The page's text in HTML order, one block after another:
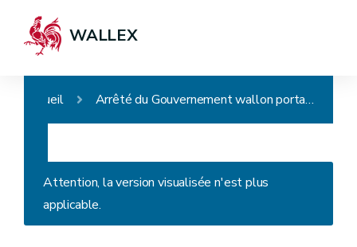
WALLEX
Accueil Arrêté du Gouvernement wallon portant exécution du décret du 11 mars 2004 relatif aux incitants régionaux en faveur des petites ou moyennes entreprises
Attention, la version visualisée n'est plus
applicable.